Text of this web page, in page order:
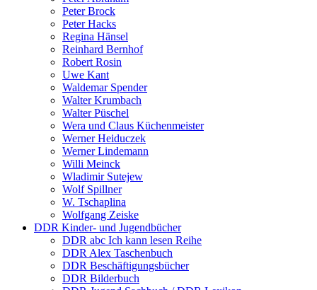
Peter Brock
Peter Hacks
Regina Hänsel
Reinhard Bernhof
Robert Rosin
Uwe Kant
Waldemar Spender
Walter Krumbach
Walter Püschel
Wera und Claus Küchenmeister
Werner Heiduczek
Werner Lindemann
Willi Meinck
Wladimir Sutejew
Wolf Spillner
W. Tschaplina
Wolfgang Zeiske
DDR Kinder- und Jugendbücher
DDR abc Ich kann lesen Reihe
DDR Alex Taschenbuch
DDR Beschäftigungsbücher
DDR Bilderbuch